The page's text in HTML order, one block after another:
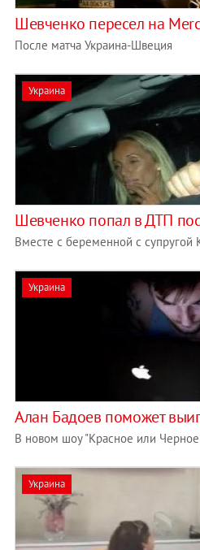
Шевченко пересел на
После матча Украина-Швеция
Украина
Шевченко попал в ДТП
Вместе с беременной с супругой
Украина
Алан Бадоев поможет
В новом шоу "Красное или
Украина